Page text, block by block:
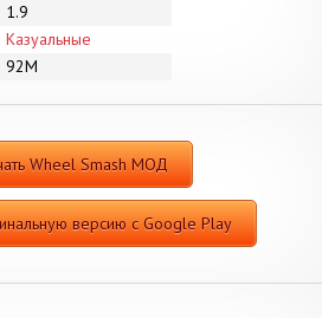
1.9
Казуальные
92M
Wheel Smash МОД
версию с Google Play